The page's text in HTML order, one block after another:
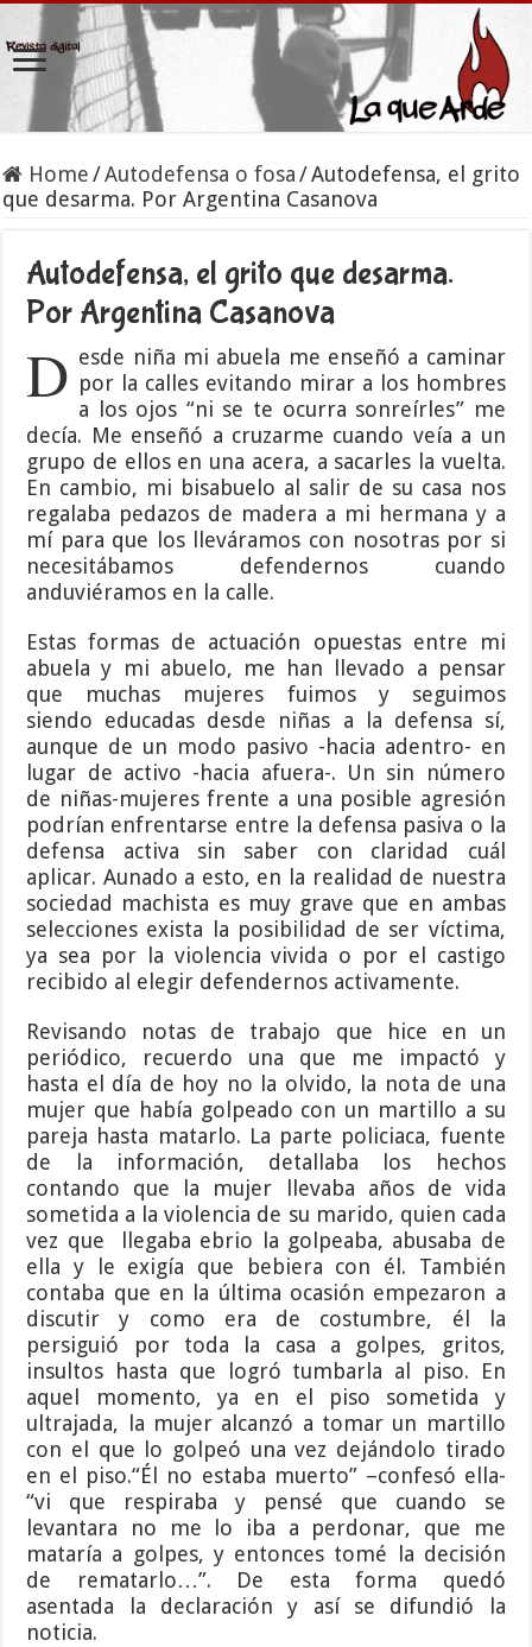
Home /Autodefensa o fosa /Autodefensa, el grito
que desarma. Por Argentina Casanova
Autodefensa, el grito que desarma.
Por Argentina Casanova
D esde niña mi abuela me enseñó a caminar
por la calles evitando mirar a los hombres
a los ojos “ni se te ocurra sonreírles” me
decía. Me enseñó a cruzarme cuando veía a un
grupo de ellos en una acera, a sacarles la vuelta.
En cambio, mi bisabuelo al salir de su casa nos
regalaba pedazos de madera a mi hermana y a
mí para que los lleváramos con nosotras por si
necesitábamos defendernos cuando
anduviéramos en la calle.
Estas formas de actuación opuestas entre mi
abuela y mi abuelo, me han llevado a pensar
que muchas mujeres fuimos y seguimos
siendo educadas desde niñas a la defensa sí,
aunque de un modo pasivo -hacia adentro- en
lugar de activo -hacia afuera-. Un sin número
de niñas-mujeres frente a una posible agresión
podrían enfrentarse entre la defensa pasiva o la
defensa activa sin saber con claridad cuál
aplicar. Aunado a esto, en la realidad de nuestra
sociedad machista es muy grave que en ambas
selecciones exista la posibilidad de ser víctima,
ya sea por la violencia vivida o por el castigo
recibido al elegir defendernos activamente.
Revisando notas de trabajo que hice en un
periódico, recuerdo una que me impactó y
hasta el día de hoy no la olvido, la nota de una
mujer que había golpeado con un martillo a su
pareja hasta matarlo. La parte policiaca, fuente
de la información, detallaba los hechos
contando que la mujer llevaba años de vida
sometida a la violencia de su marido, quien cada
vez que llegaba ebrio la golpeaba, abusaba de
ella y le exigía que bebiera con él. También
contaba que en la última ocasión empezaron a
discutir y como era de costumbre, él la
persiguió por toda la casa a golpes, gritos,
insultos hasta que logró tumbarla al piso. En
aquel momento, ya en el piso sometida y
ultrajada, la mujer alcanzó a tomar un martillo
con el que lo golpeó una vez dejándolo tirado
en el piso.“Él no estaba muerto” –confesó ella-
“vi que respiraba y pensé que cuando se
levantara no me lo iba a perdonar, que me
mataría a golpes, y entonces tomé la decisión
de rematarlo…”. De esta forma quedó
asentada la declaración y así se difundió la
noticia.